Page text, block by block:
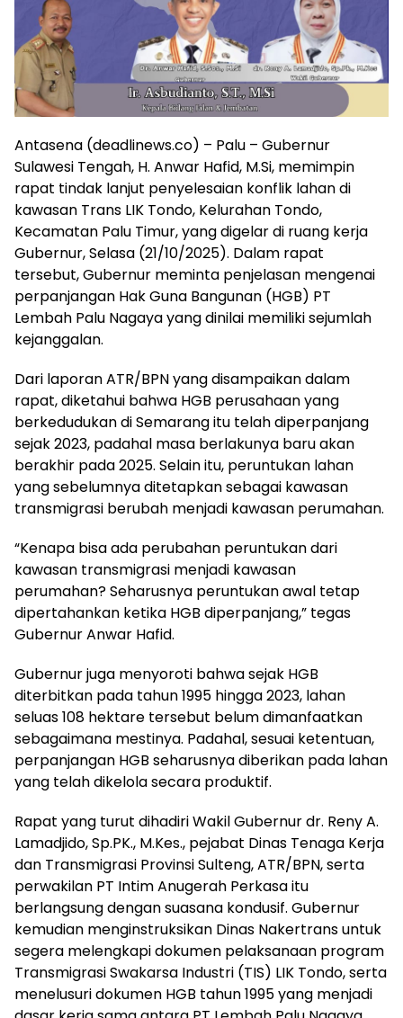
Antasena (deadlinews.co) – Palu – Gubernur
Sulawesi Tengah, H. Anwar Hafid, M.Si, memimpin
rapat tindak lanjut penyelesaian konflik lahan di
kawasan Trans LIK Tondo, Kelurahan Tondo,
Kecamatan Palu Timur, yang digelar di ruang kerja
Gubernur, Selasa (21/10/2025). Dalam rapat
tersebut, Gubernur meminta penjelasan mengenai
perpanjangan Hak Guna Bangunan (HGB) PT
Lembah Palu Nagaya yang dinilai memiliki sejumlah
kejanggalan.
Dari laporan ATR/BPN yang disampaikan dalam
rapat, diketahui bahwa HGB perusahaan yang
berkedudukan di Semarang itu telah diperpanjang
sejak 2023, padahal masa berlakunya baru akan
berakhir pada 2025. Selain itu, peruntukan lahan
yang sebelumnya ditetapkan sebagai kawasan
transmigrasi berubah menjadi kawasan perumahan.
“Kenapa bisa ada perubahan peruntukan dari
kawasan transmigrasi menjadi kawasan
perumahan? Seharusnya peruntukan awal tetap
dipertahankan ketika HGB diperpanjang,” tegas
Gubernur Anwar Hafid.
Gubernur juga menyoroti bahwa sejak HGB
diterbitkan pada tahun 1995 hingga 2023, lahan
seluas 108 hektare tersebut belum dimanfaatkan
sebagaimana mestinya. Padahal, sesuai ketentuan,
perpanjangan HGB seharusnya diberikan pada lahan
yang telah dikelola secara produktif.
Rapat yang turut dihadiri Wakil Gubernur dr. Reny A.
Lamadjido, Sp.PK., M.Kes., pejabat Dinas Tenaga Kerja
dan Transmigrasi Provinsi Sulteng, ATR/BPN, serta
perwakilan PT Intim Anugerah Perkasa itu
berlangsung dengan suasana kondusif. Gubernur
kemudian menginstruksikan Dinas Nakertrans untuk
segera melengkapi dokumen pelaksanaan program
Transmigrasi Swakarsa Industri (TIS) LIK Tondo, serta
menelusuri dokumen HGB tahun 1995 yang menjadi